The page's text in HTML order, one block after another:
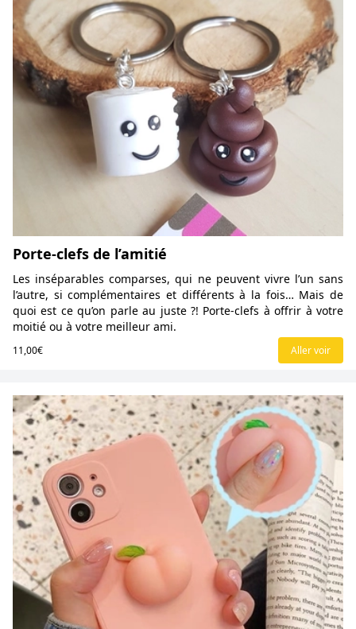
Porte-clefs de l’amitié
Les inséparables comparses, qui ne peuvent vivre l’un sans
l’autre, si complémentaires et différents à la fois… Mais de
quoi est ce qu’on parle au juste ?! Porte-clefs à offrir à votre
moitié ou à votre meilleur ami.
11,00€ Aller voir